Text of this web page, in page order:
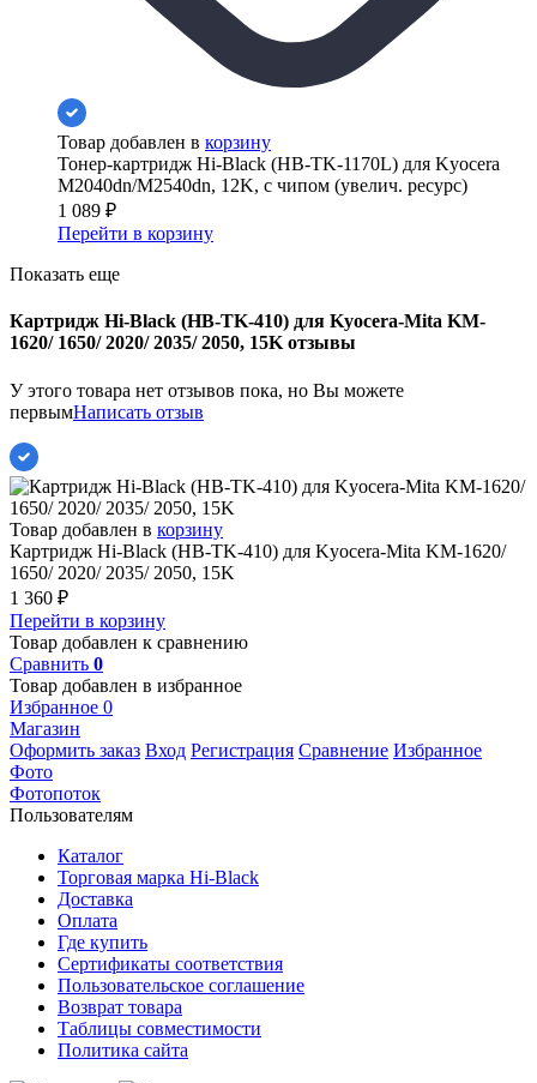
Товар добавлен в корзину
Тонер-картридж Hi-Black (HB-TK-1170L) для Kyocera
M2040dn/M2540dn, 12K, с чипом (увелич. ресурс)
1 089 ₽
Перейти в корзину
Показать еще
Картридж Hi-Black (HB-TK-410) для Kyocera-Mita KM-
1620/ 1650/ 2020/ 2035/ 2050, 15K отзывы
У этого товара нет отзывов пока, но Вы можете
первымНаписать отзыв
Товар добавлен в корзину
Картридж Hi-Black (HB-TK-410) для Kyocera-Mita KM-1620/
1650/ 2020/ 2035/ 2050, 15K
1 360 ₽
Перейти в корзину
Товар добавлен к сравнению
Сравнить 0
Товар добавлен в избранное
Избранное 0
Магазин
Оформить заказ Вход Регистрация Сравнение Избранное
Фото
Фотопоток
Пользователям
Каталог
Торговая марка Hi-Black
Доставка
Оплата
Где купить
Сертификаты соответствия
Пользовательское соглашение
Возврат товара
Таблицы совместимости
Политика сайта